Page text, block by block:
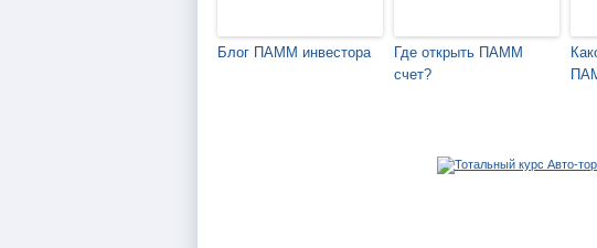
Блог ПАММ инвестора
Где открыть ПАММ
счет?